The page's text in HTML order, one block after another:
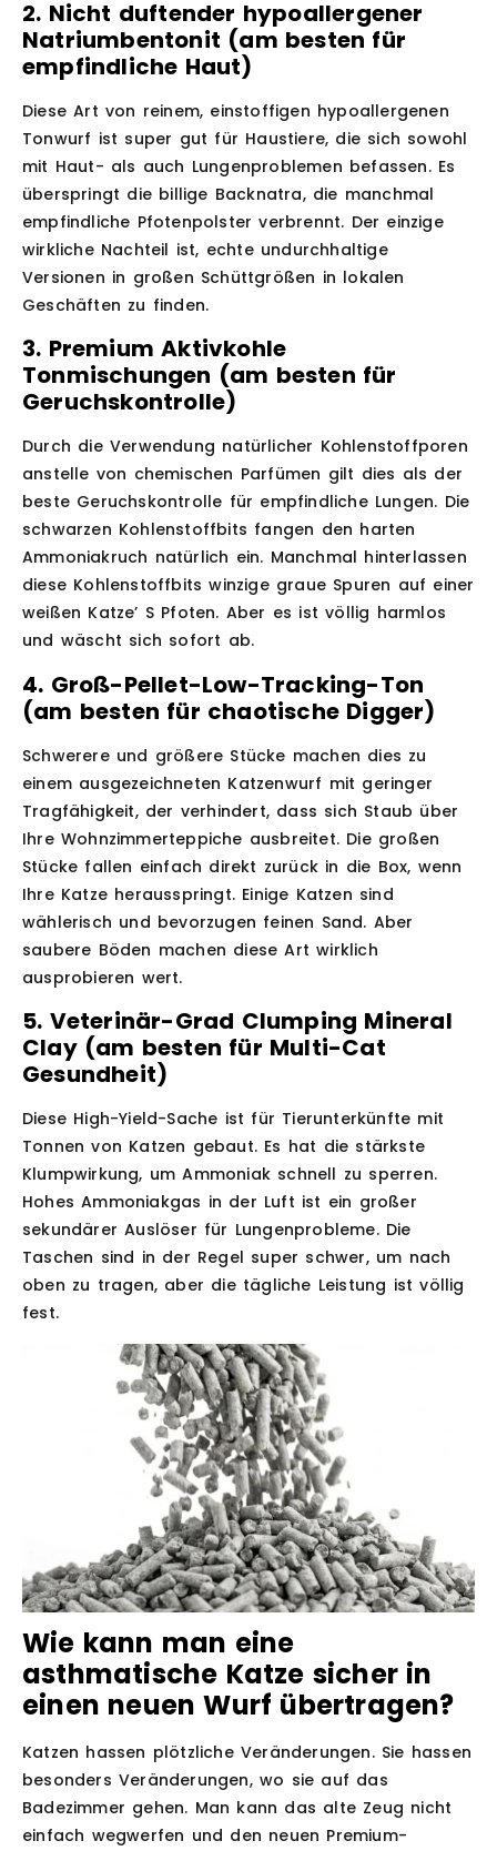
2. Nicht duftender hypoallergener
Natriumbentonit (am besten für
empfindliche Haut)
Diese Art von reinem, einstoffigen hypoallergenen
Tonwurf ist super gut für Haustiere, die sich sowohl
mit Haut- als auch Lungenproblemen befassen. Es
überspringt die billige Backnatra, die manchmal
empfindliche Pfotenpolster verbrennt. Der einzige
wirkliche Nachteil ist, echte undurchhaltige
Versionen in großen Schüttgrößen in lokalen
Geschäften zu finden.
3. Premium Aktivkohle
Tonmischungen (am besten für
Geruchskontrolle)
Durch die Verwendung natürlicher Kohlenstoffporen
anstelle von chemischen Parfümen gilt dies als der
beste Geruchskontrolle für empfindliche Lungen. Die
schwarzen Kohlenstoffbits fangen den harten
Ammoniakruch natürlich ein. Manchmal hinterlassen
diese Kohlenstoffbits winzige graue Spuren auf einer
weißen Katze’ S Pfoten. Aber es ist völlig harmlos
und wäscht sich sofort ab.
4. Groß-Pellet-Low-Tracking-Ton
(am besten für chaotische Digger)
Schwerere und größere Stücke machen dies zu
einem ausgezeichneten Katzenwurf mit geringer
Tragfähigkeit, der verhindert, dass sich Staub über
Ihre Wohnzimmerteppiche ausbreitet. Die großen
Stücke fallen einfach direkt zurück in die Box, wenn
Ihre Katze herausspringt. Einige Katzen sind
wählerisch und bevorzugen feinen Sand. Aber
saubere Böden machen diese Art wirklich
ausprobieren wert.
5. Veterinär-Grad Clumping Mineral
Clay (am besten für Multi-Cat
Gesundheit)
Diese High-Yield-Sache ist für Tierunterkünfte mit
Tonnen von Katzen gebaut. Es hat die stärkste
Klumpwirkung, um Ammoniak schnell zu sperren.
Hohes Ammoniakgas in der Luft ist ein großer
sekundärer Auslöser für Lungenprobleme. Die
Taschen sind in der Regel super schwer, um nach
oben zu tragen, aber die tägliche Leistung ist völlig
fest.
Wie kann man eine
asthmatische Katze sicher in
einen neuen Wurf übertragen?
Katzen hassen plötzliche Veränderungen. Sie hassen
besonders Veränderungen, wo sie auf das
Badezimmer gehen. Man kann das alte Zeug nicht
einfach wegwerfen und den neuen Premium-